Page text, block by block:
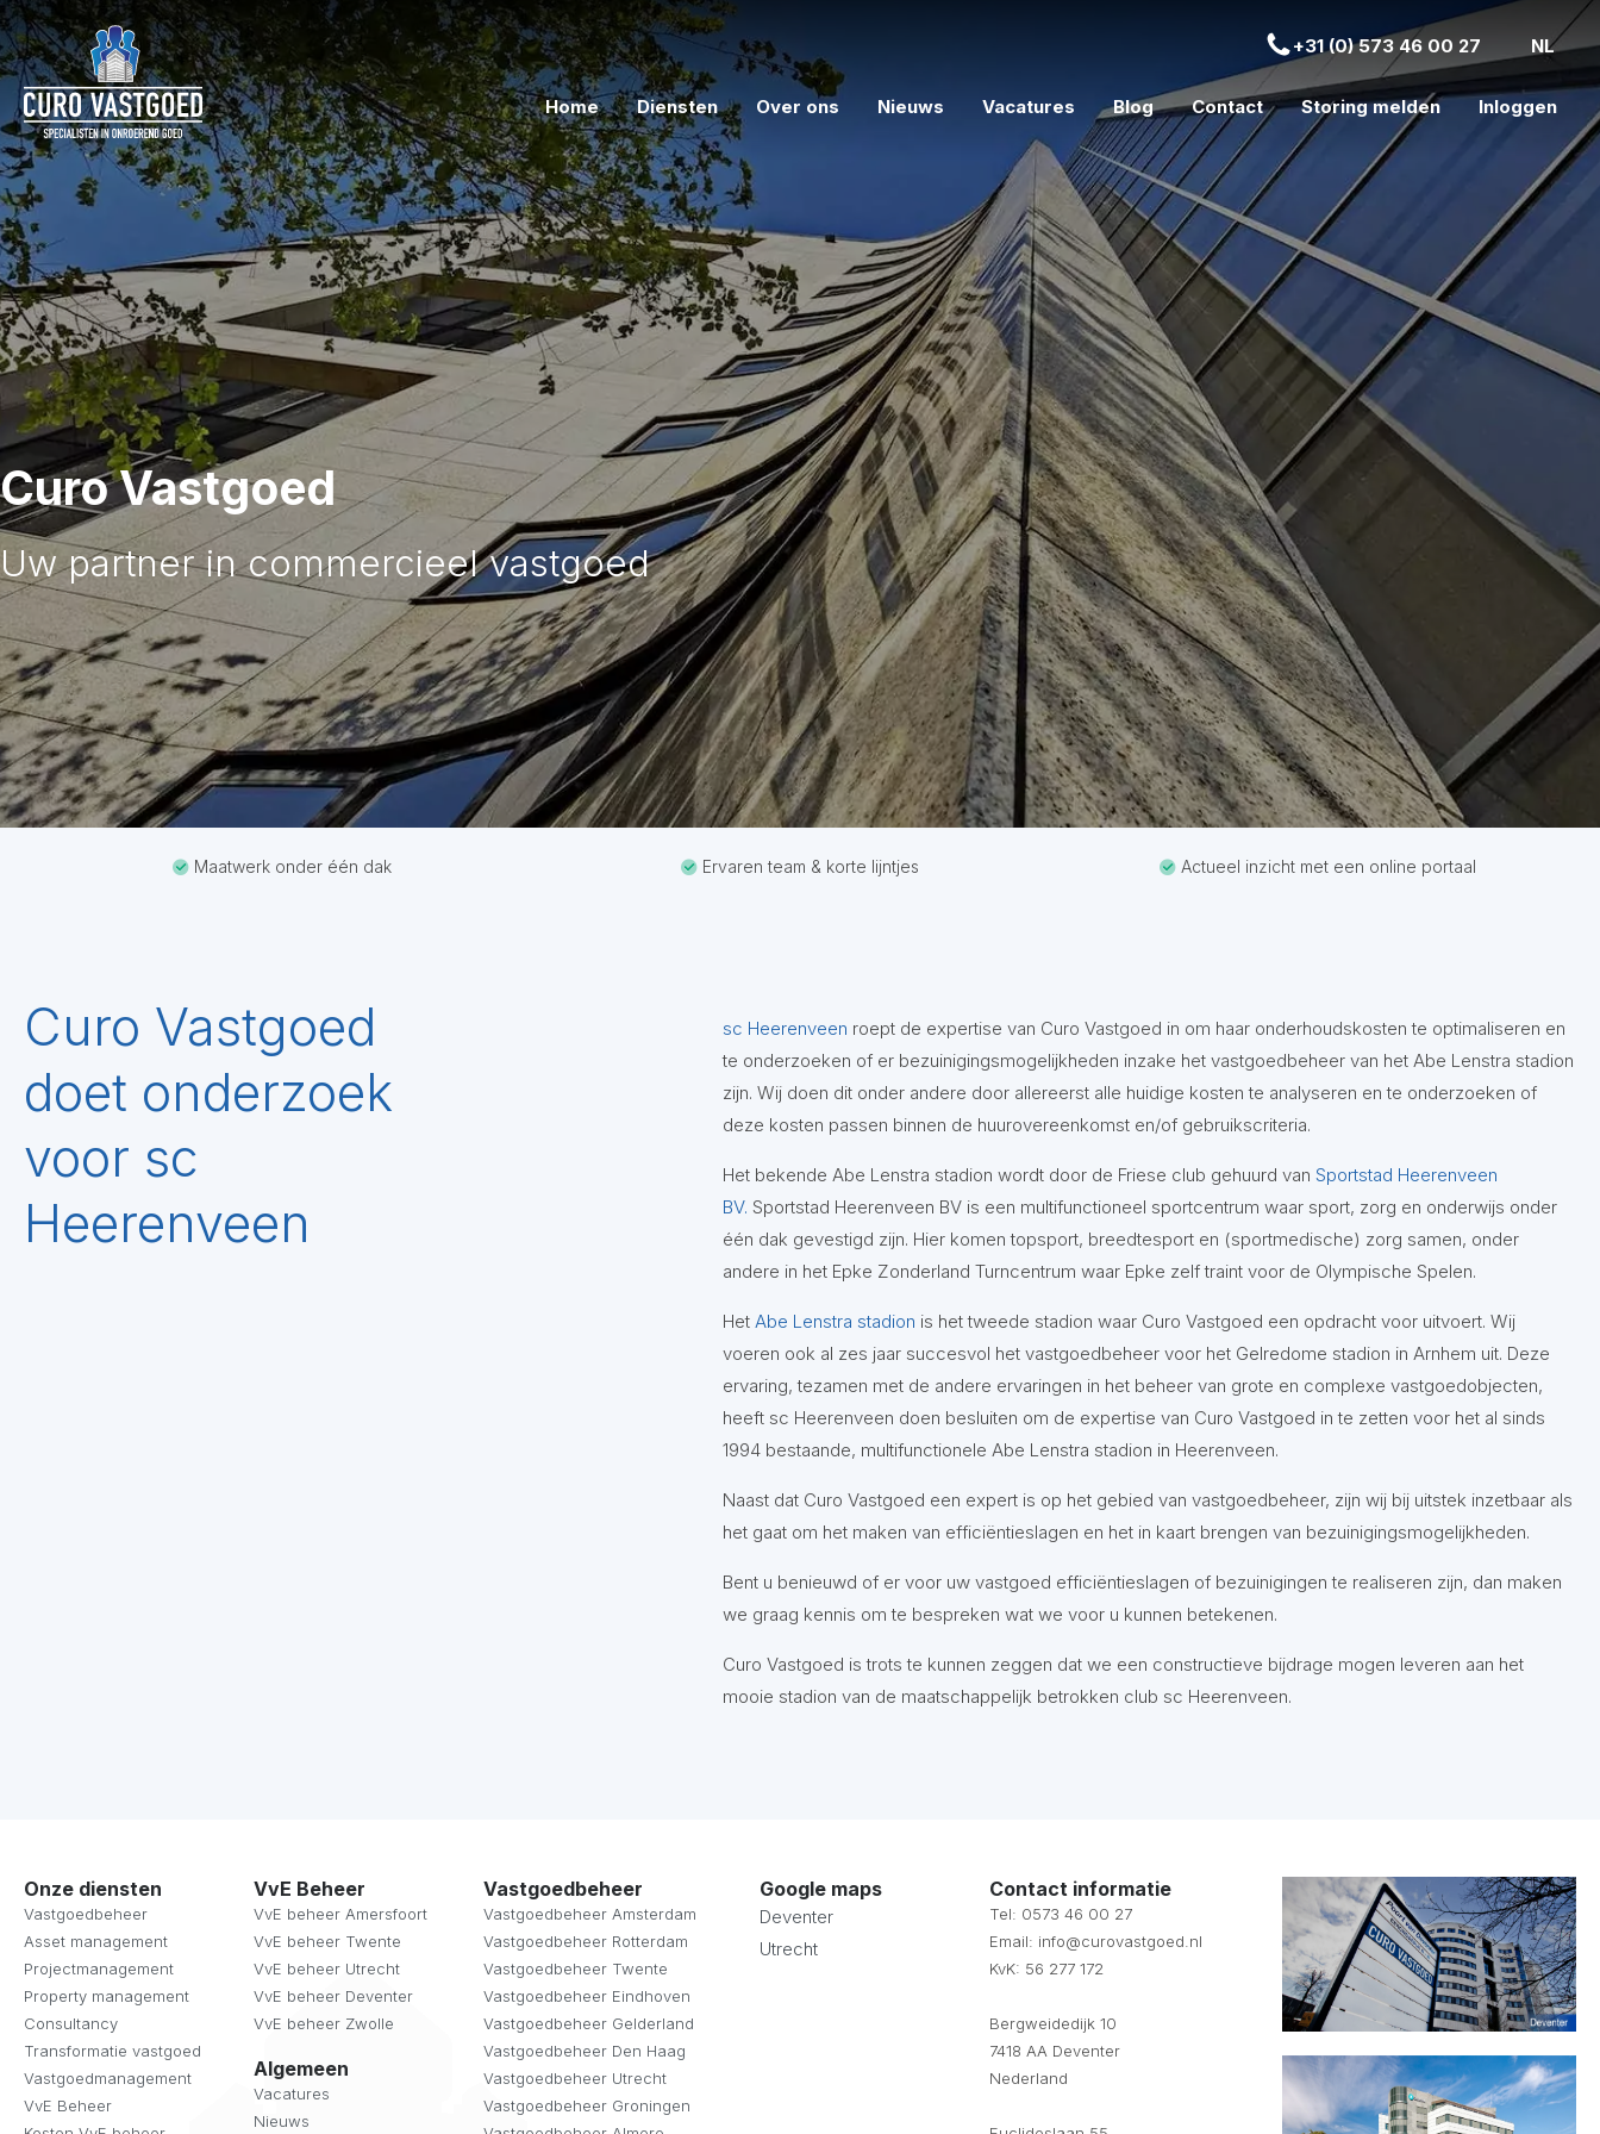
+31 (0) 573 46 00 27 NL
Home Diensten Over ons Nieuws Vacatures Blog Contact Storing melden Inloggen
Curo Vastgoed
Uw partner in commercieel vastgoed
Maatwerk onder één dak Ervaren team & korte lijntjes Actueel inzicht met een online portaal
Curo Vastgoed
doet onderzoek
voor sc
Heerenveen
sc Heerenveen roept de expertise van Curo Vastgoed in om haar onderhoudskosten te optimaliseren en
te onderzoeken of er bezuinigingsmogelijkheden inzake het vastgoedbeheer van het Abe Lenstra stadion
zijn. Wij doen dit onder andere door allereerst alle huidige kosten te analyseren en te onderzoeken of
deze kosten passen binnen de huurovereenkomst en/of gebruikscriteria.
Het bekende Abe Lenstra stadion wordt door de Friese club gehuurd van Sportstad Heerenveen
BV. Sportstad Heerenveen BV is een multifunctioneel sportcentrum waar sport, zorg en onderwijs onder
één dak gevestigd zijn. Hier komen topsport, breedtesport en (sportmedische) zorg samen, onder
andere in het Epke Zonderland Turncentrum waar Epke zelf traint voor de Olympische Spelen.
Het Abe Lenstra stadion is het tweede stadion waar Curo Vastgoed een opdracht voor uitvoert. Wij
voeren ook al zes jaar succesvol het vastgoedbeheer voor het Gelredome stadion in Arnhem uit. Deze
ervaring, tezamen met de andere ervaringen in het beheer van grote en complexe vastgoedobjecten,
heeft sc Heerenveen doen besluiten om de expertise van Curo Vastgoed in te zetten voor het al sinds
1994 bestaande, multifunctionele Abe Lenstra stadion in Heerenveen.
Naast dat Curo Vastgoed een expert is op het gebied van vastgoedbeheer, zijn wij bij uitstek inzetbaar als
het gaat om het maken van efficiëntieslagen en het in kaart brengen van bezuinigingsmogelijkheden.
Bent u benieuwd of er voor uw vastgoed efficiëntieslagen of bezuinigingen te realiseren zijn, dan maken
we graag kennis om te bespreken wat we voor u kunnen betekenen.
Curo Vastgoed is trots te kunnen zeggen dat we een constructieve bijdrage mogen leveren aan het
mooie stadion van de maatschappelijk betrokken club sc Heerenveen.
Onze diensten
Vastgoedbeheer
Asset management
Projectmanagement
Property management
Consultancy
Transformatie vastgoed
Vastgoedmanagement
VvE Beheer
VvE Beheer
VvE beheer Amersfoort
VvE beheer Twente
VvE beheer Utrecht
VvE beheer Deventer
VvE beheer Zwolle
Algemeen
Vacatures
Nieuws
Vastgoedbeheer
Vastgoedbeheer Amsterdam
Vastgoedbeheer Rotterdam
Vastgoedbeheer Twente
Vastgoedbeheer Eindhoven
Vastgoedbeheer Gelderland
Vastgoedbeheer Den Haag
Vastgoedbeheer Utrecht
Vastgoedbeheer Groningen
Google maps
Deventer
Utrecht
Contact informatie
Tel: 0573 46 00 27
Email: info@curovastgoed.nl
KvK: 56 277 172
Bergweidedijk 10
7418 AA Deventer
Nederland